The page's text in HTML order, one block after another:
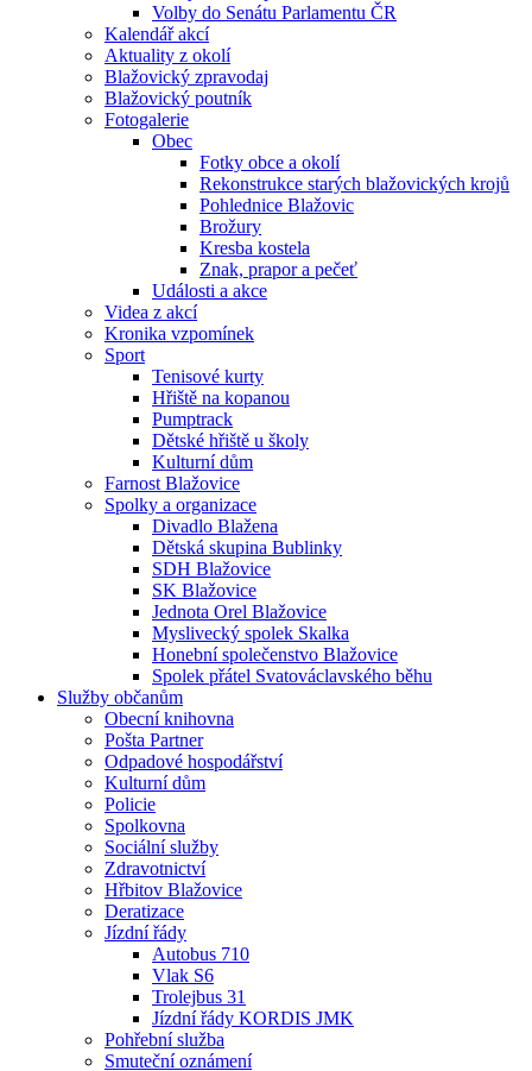
Volby do Senátu Parlamentu ČR
Kalendář akcí
Aktuality z okolí
Blažovický zpravodaj
Blažovický poutník
Fotogalerie
Obec
Fotky obce a okolí
Rekonstrukce starých blažovických krojů
Pohlednice Blažovic
Brožury
Kresba kostela
Znak, prapor a pečeť
Události a akce
Videa z akcí
Kronika vzpomínek
Sport
Tenisové kurty
Hřiště na kopanou
Pumptrack
Dětské hřiště u školy
Kulturní dům
Farnost Blažovice
Spolky a organizace
Divadlo Blažena
Dětská skupina Bublinky
SDH Blažovice
SK Blažovice
Jednota Orel Blažovice
Myslivecký spolek Skalka
Honební společenstvo Blažovice
Spolek přátel Svatováclavského běhu
Služby občanům
Obecní knihovna
Pošta Partner
Odpadové hospodářství
Kulturní dům
Policie
Spolkovna
Sociální služby
Zdravotnictví
Hřbitov Blažovice
Deratizace
Jízdní řády
Autobus 710
Vlak S6
Trolejbus 31
Jízdní řády KORDIS JMK
Pohřební služba
Smuteční oznámení